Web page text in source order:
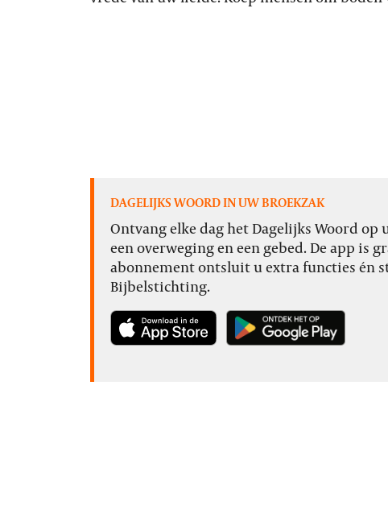
DAGELIJKS WOORD IN UW BROEKZAK
Ontvang elke dag het Dagelijks Woord
een overweging en een gebed. De app is
abonnement ontsluit u extra functies én
Bijbelstichting.